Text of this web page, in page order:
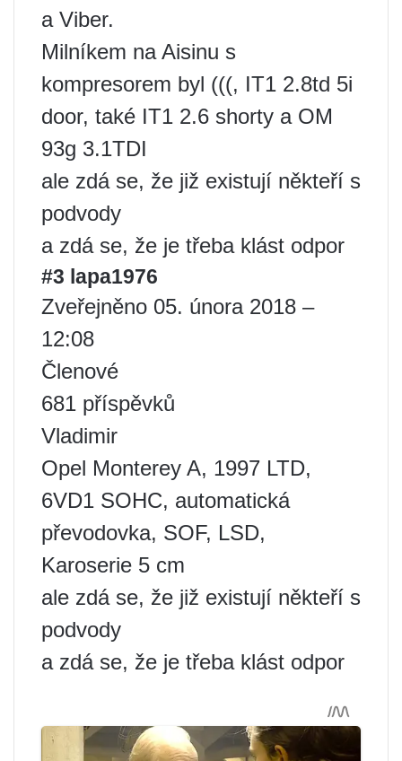
a Viber.
Milníkem na Aisinu s
kompresorem byl (((, IT1 2.8td 5i
door, také IT1 2.6 shorty a OM
93g 3.1TDI
ale zdá se, že již existují někteří s
podvody
a zdá se, že je třeba klást odpor
#3 lapa1976
Zveřejněno 05. února 2018 –
12:08
Členové
681 příspěvků
Vladimir
Opel Monterey A, 1997 LTD,
6VD1 SOHC, automatická
převodovka, SOF, LSD,
Karoserie 5 cm
ale zdá se, že již existují někteří s
podvody
a zdá se, že je třeba klást odpor